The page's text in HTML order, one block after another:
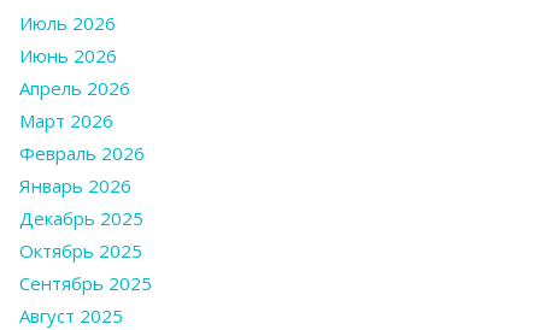
Июль 2026
Июнь 2026
Апрель 2026
Март 2026
Февраль 2026
Январь 2026
Декабрь 2025
Октябрь 2025
Сентябрь 2025
Август 2025